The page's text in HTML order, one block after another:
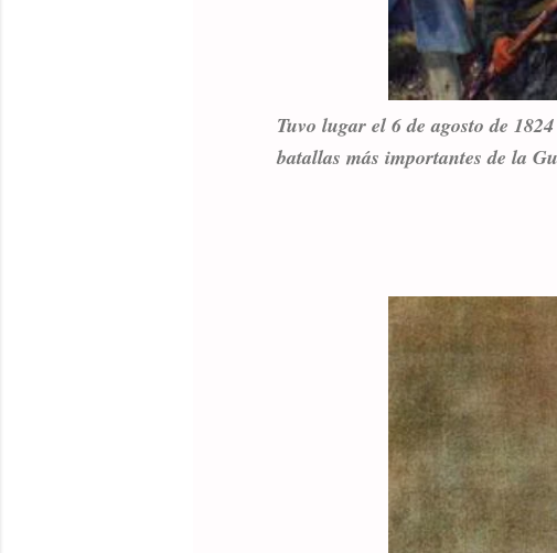
Tuvo lugar el 6 de agosto de
batallas más importantes de la